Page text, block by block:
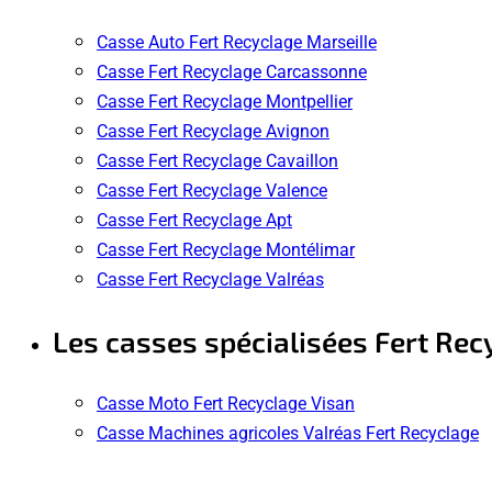
Casse Auto Fert Recyclage Marseille
Casse Fert Recyclage Carcassonne
Casse Fert Recyclage Montpellier
Casse Fert Recyclage Avignon
Casse Fert Recyclage Cavaillon
Casse Fert Recyclage Valence
Casse Fert Recyclage Apt
Casse Fert Recyclage Montélimar
Casse Fert Recyclage Valréas
Les casses spécialisées Fert
Casse Moto Fert Recyclage Visan
Casse Machines agricoles Valréas Fert Recyclage